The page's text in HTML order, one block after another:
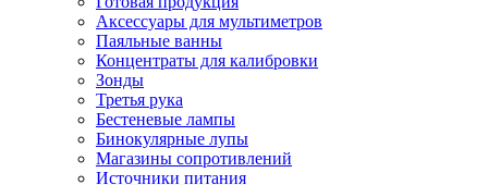
Аксессуары для мультиметров
Паяльные ванны
Концентраты для калибровки
Зонды
Третья рука
Бестеневые лампы
Бинокулярные лупы
Магазины сопротивлений
Источники питания